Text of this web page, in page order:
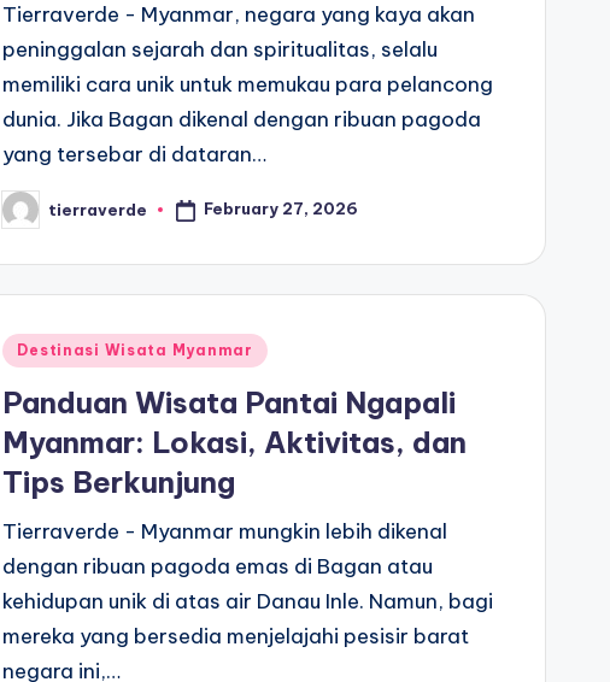
Tierraverde - Myanmar, negara yang kaya akan
peninggalan sejarah dan spiritualitas, selalu
memiliki cara unik untuk memukau para pelancong
dunia. Jika Bagan dikenal dengan ribuan pagoda
yang tersebar di dataran…
Posted
by
tierraverde February 27, 2026
Posted
Destinasi Wisata Myanmar
Panduan Wisata Pantai Ngapali
Myanmar: Lokasi, Aktivitas, dan
Tips Berkunjung
Tierraverde - Myanmar mungkin lebih dikenal
dengan ribuan pagoda emas di Bagan atau
kehidupan unik di atas air Danau Inle. Namun, bagi
mereka yang bersedia menjelajahi pesisir barat
negara ini,…